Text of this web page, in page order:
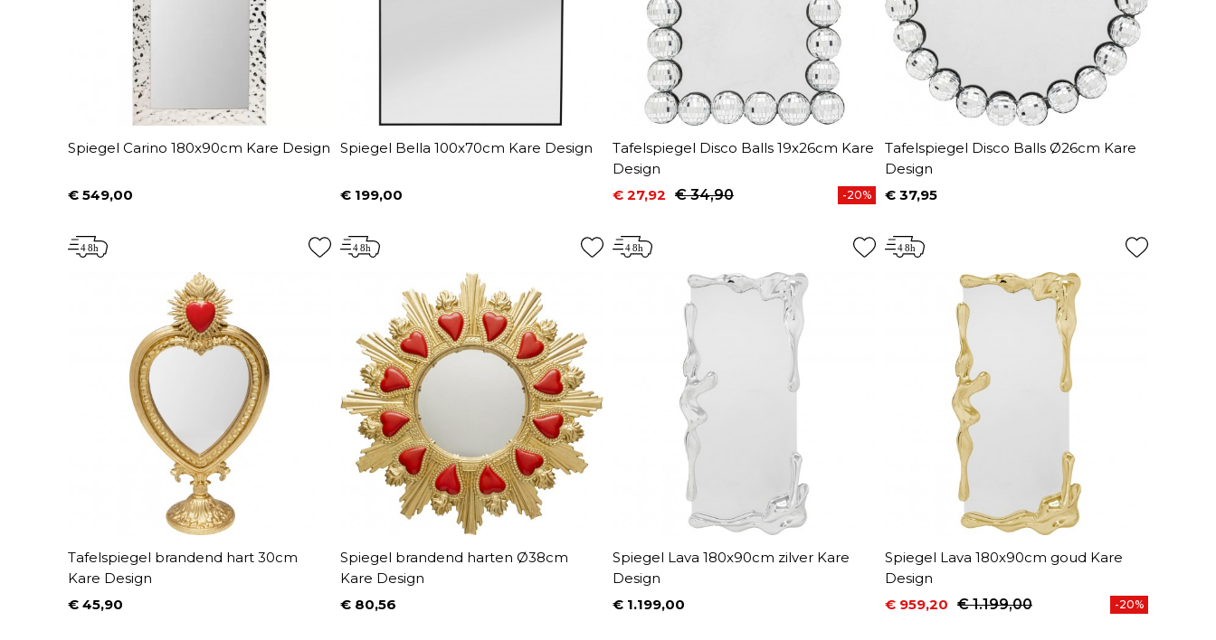
Spiegel Carino 180x90cm Kare Design
Prijs
€ 549,00
Spiegel Bella 100x70cm Kare Design
Prijs
€ 199,00
Tafelspiegel Disco Balls 19x26cm Kare
Design
Prijs
€ 27,92
Normale prijs
€ 34,90 -20%
Tafelspiegel Disco Balls Ø26cm Kare
Design
Prijs
€ 37,95
Tafelspiegel brandend hart 30cm
Kare Design
Prijs
€ 45,90
Spiegel brandend harten Ø38cm
Kare Design
Prijs
€ 80,56
Spiegel Lava 180x90cm zilver Kare
Design
Prijs
€ 1.199,00
Spiegel Lava 180x90cm goud Kare
Design
Prijs
€ 959,20
Normale prijs€ 1.199,00 -20%